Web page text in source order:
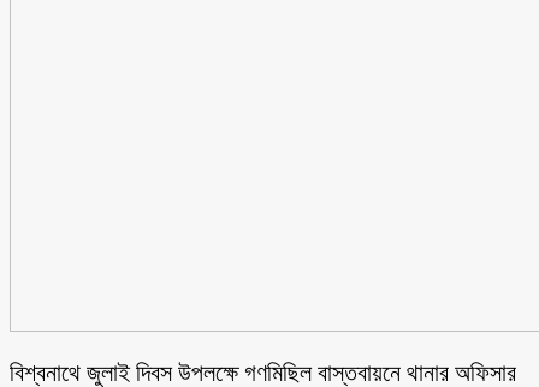
বিশ্বনাথে জুলাই দিবস উপলক্ষে গণমিছিল বাস্তবায়নে থানার অফিসার